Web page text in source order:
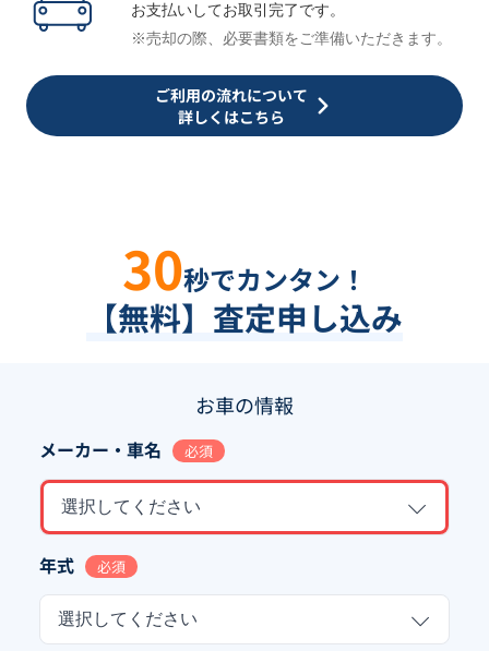
お支払いしてお取引完了です。
※売却の際、必要書類をご準備いただきます。
ご利用の流れについて
詳しくはこちら
30秒でカンタン！
【無料】査定申し込み
お車の情報
メーカー・車名 必須
選択してください
年式 必須
選択してください